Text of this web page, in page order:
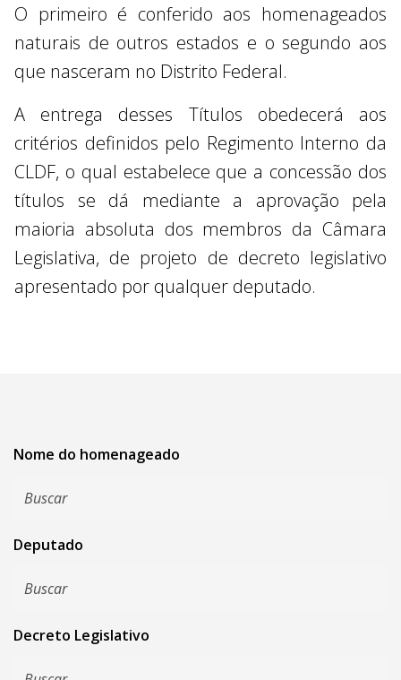
O primeiro é conferido aos homenageados
naturais de outros estados e o segundo aos
que nasceram no Distrito Federal.
A entrega desses Títulos obedecerá aos
critérios definidos pelo Regimento Interno da
CLDF, o qual estabelece que a concessão dos
títulos se dá mediante a aprovação pela
maioria absoluta dos membros da Câmara
Legislativa, de projeto de decreto legislativo
apresentado por qualquer deputado.
Nome do homenageado
Deputado
Decreto Legislativo